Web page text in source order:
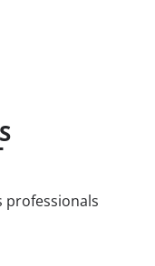
professionals